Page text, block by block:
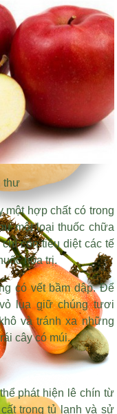
thư
một hợp chất có trong
một loại thuốc chữa
còn tiêu diệt các tế
hóa trị.
có vết bầm dập. Để
lụagiữ chúng tươi
và tránh xa những
cây có múi.
phát hiện lê chín từ
trong tủ lạnh và sử